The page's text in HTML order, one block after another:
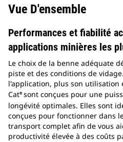
Vue D'ensemble
Performances et fiabilité
applications minières les
Le choix de la benne adéquate
piste et des conditions de
l'application, plus son utilisation
Cat® sont conçues pour une
longévité optimales. Elles sont
conçues pour fonctionner dans
transport complet afin de vous
productivité élevée à des coûts